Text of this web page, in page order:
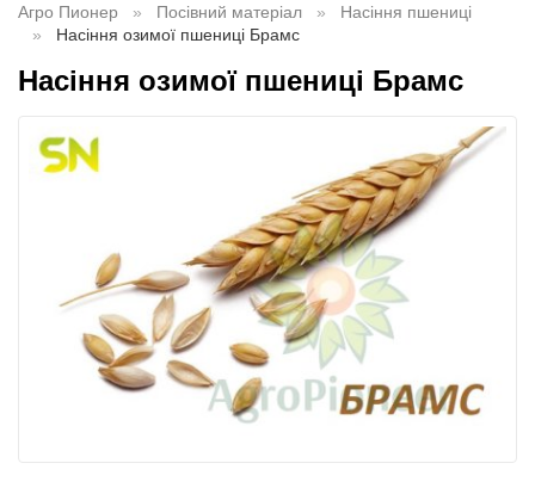
Агро Пионер Посівний матеріал
Насіння пшениці
Насіння озимої пшениці Брамс
Насіння озимої пшениці Брамс